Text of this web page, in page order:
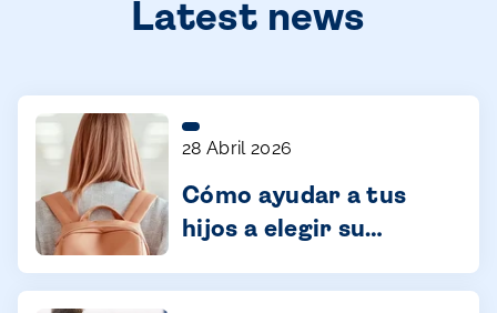
Latest news
28 Abril 2026
Cómo ayudar a tus
hijos a elegir su